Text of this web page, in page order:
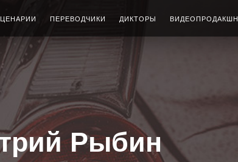
Рыбин
ПЕРЕВОДЧИКИ ДИКТОРЫ ВИДЕОПРОДАКШН